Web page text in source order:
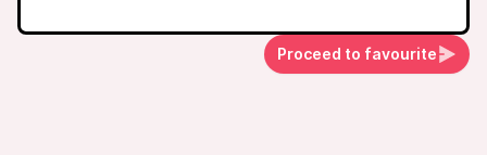
Proceed to favourite